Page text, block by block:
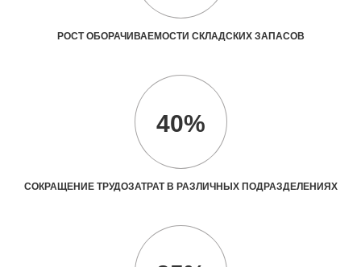
РОСТ ОБОРАЧИВАЕМОСТИ СКЛАДСКИХ ЗАПАСОВ
40%
СОКРАЩЕНИЕ ТРУДОЗАТРАТ В РАЗЛИЧНЫХ ПОДРАЗДЕЛЕНИЯХ